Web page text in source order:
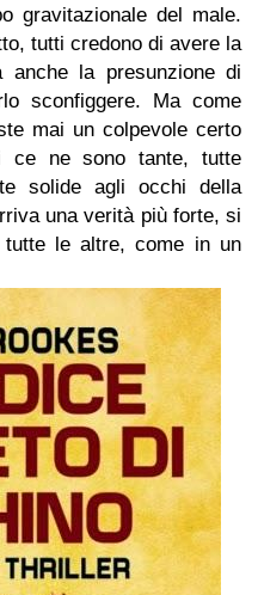
gravitazionale del male.
tutti credono di avere la
la presunzione di
sconfiggere. Ma come
mai un colpevole certo
ce ne sono tante, tutte
solide agli occhi della
una verità più forte, si
le altre, come in un